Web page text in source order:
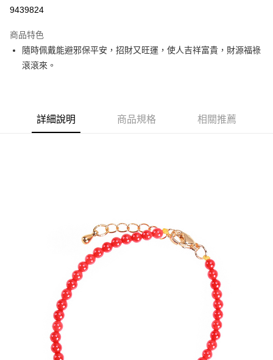
9439824
商品特色
隨時佩戴能避邪保平安，招財又旺運，使人吉祥富貴，財源福祿
滾滾來。
詳細說明 商品規格 相關推薦